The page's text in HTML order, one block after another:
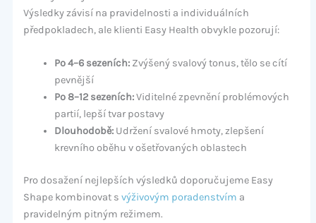
Výsledky závisí na pravidelnosti a individuálních
předpokladech, ale klienti Easy Health obvykle pozorují:
Po 4–6 sezeních:Zvýšený svalový tonus, tělo se cítí
pevnější
Po 8–12 sezeních:Viditelné zpevnění problémových
partií, lepší tvar postavy
Dlouhodobě:Udržení svalové hmoty, zlepšení
krevního oběhu v ošetřovaných oblastech
Pro dosažení nejlepších výsledků doporučujeme Easy
Shape kombinovat s výživovým poradenstvím a
pravidelným pitným režimem.